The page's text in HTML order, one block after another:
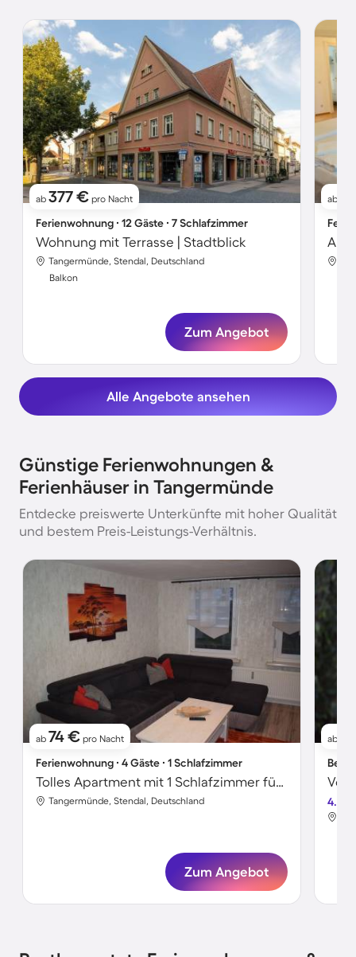
ab 377 € pro Nacht
Ferienwohnung ∙ 12 Gäste ∙ 7 Schlafzimmer
Wohnung mit Terrasse | Stadtblick
Tangermünde, Stendal, Deutschland
Balkon
Zum Angebot
ab
Alle Angebote ansehen
Günstige Ferienwohnungen &
Ferienhäuser in Tangermünde
Entdecke preiswerte Unterkünfte mit hoher Qualität
und bestem Preis-Leistungs-Verhältnis.
ab 74 € pro Nacht
Ferienwohnung ∙ 4 Gäste ∙ 1 Schlafzimmer
Tolles Apartment mit 1 Schlafzimmer für 4 Personen
Tangermünde, Stendal, Deutschland
Zum Angebot
ab
Bed
4.2